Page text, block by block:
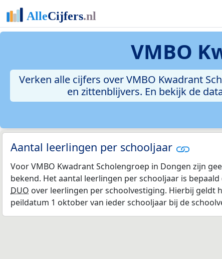
VMBO
Verken alle cijfers over VMBO Kwadrant
en zittenblijvers. En bekijk de
Aantal leerlingen per schooljaar
Voor VMBO Kwadrant Scholengroep in Dongen zijn
bekend. Het aantal leerlingen per schooljaar is bepaald
DUO over leerlingen per schoolvestiging. Hierbij geldt
peildatum 1 oktober van ieder schooljaar bij de